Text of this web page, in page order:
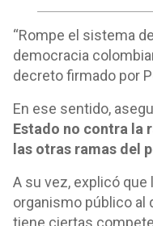
“Rompe el sistema
democracia
decreto firmado por
En ese sentido,
Estado no contra la
las otras ramas del
A su vez, explicó
organismo público al
tiene ciertas